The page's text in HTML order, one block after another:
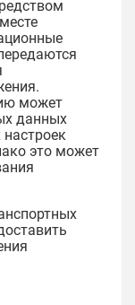
может
данных
это может